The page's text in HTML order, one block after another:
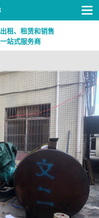
租、租赁和销售
站式服务商